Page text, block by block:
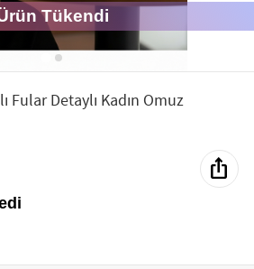
Tükendi
Fular Detaylı Kadın Omuz
ios_share